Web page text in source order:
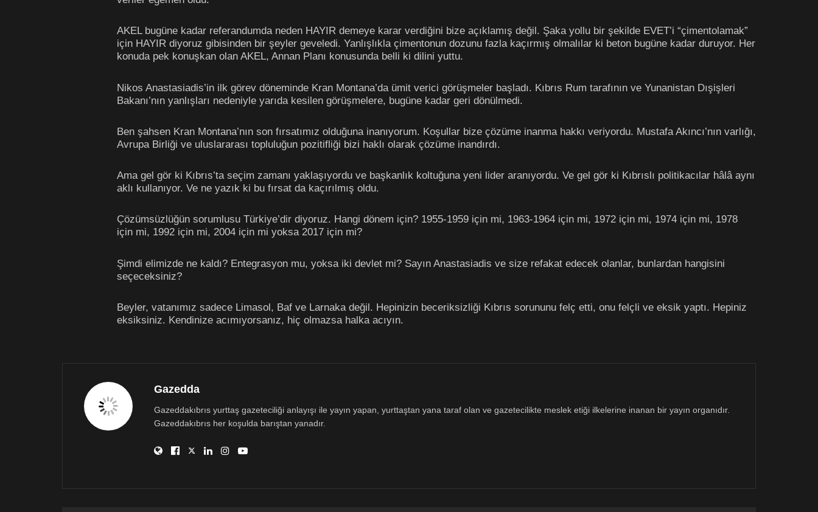
AKEL bugüne kadar referandumda neden HAYIR demeye karar verdiğini bize açıklamış değil. Şaka yollu bir şekilde EVET’i “çimentolamak”
için HAYIR diyoruz gibisinden bir şeyler geveledi. Yanlışlıkla çimentonun dozunu fazla kaçırmış olmalılar ki beton bugüne kadar duruyor. Her
konuda pek konuşkan olan AKEL, Annan Planı konusunda belli ki dilini yuttu.
Nikos Anastasiadis’in ilk görev döneminde Kran Montana’da ümit verici görüşmeler başladı. Kıbrıs Rum tarafının ve Yunanistan Dışişleri
Bakanı’nın yanlışları nedeniyle yarıda kesilen görüşmelere, bugüne kadar geri dönülmedi.
Ben şahsen Kran Montana’nın son fırsatımız olduğuna inanıyorum. Koşullar bize çözüme inanma hakkı veriyordu. Mustafa Akıncı’nın varlığı,
Avrupa Birliği ve uluslararası topluluğun pozitifliği bizi haklı olarak çözüme inandırdı.
Ama gel gör ki Kıbrıs’ta seçim zamanı yaklaşıyordu ve başkanlık koltuğuna yeni lider aranıyordu. Ve gel gör ki Kıbrıslı politikacılar hâlâ aynı
aklı kullanıyor. Ve ne yazık ki bu fırsat da kaçırılmış oldu.
Çözümsüzlüğün sorumlusu Türkiye’dir diyoruz. Hangi dönem için? 1955-1959 için mi, 1963-1964 için mi, 1972 için mi, 1974 için mi, 1978
için mi, 1992 için mi, 2004 için mi yoksa 2017 için mi?
Şimdi elimizde ne kaldı? Entegrasyon mu, yoksa iki devlet mi? Sayın Anastasiadis ve size refakat edecek olanlar, bunlardan hangisini
seçeceksiniz?
Beyler, vatanımız sadece Limasol, Baf ve Larnaka değil. Hepinizin beceriksizliği Kıbrıs sorununu felç etti, onu felçli ve eksik yaptı. Hepiniz
eksiksiniz. Kendinize acımıyorsanız, hiç olmazsa halka acıyın.
Gazedda
Gazeddakıbrıs yurttaş gazeteciliği anlayışı ile yayın yapan, yurttaştan yana taraf olan ve gazetecilikte meslek etiği ilkelerine inanan bir yayın organıdır.
Gazeddakıbrıs her koşulda barıştan yanadır.